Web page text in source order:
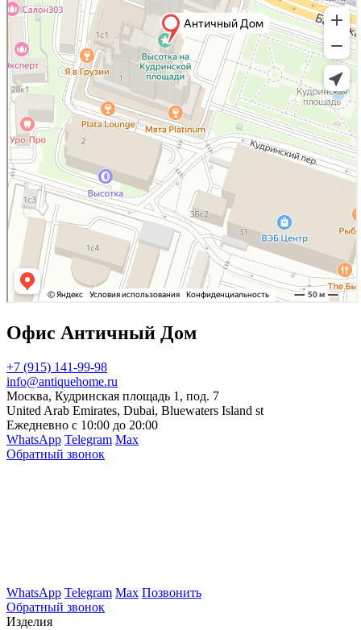
Офис Античный Дом
+7 (915) 141-99-98
info@antiquehome.ru
Москва, Кудринская площадь 1, под. 7
United Arab Emirates, Dubai, Bluewaters Island st
Ежедневно с 10:00 до 20:00
WhatsApp Telegram Max
Обратный звонок
WhatsApp Telegram Max Позвонить
Обратный звонок
Изделия